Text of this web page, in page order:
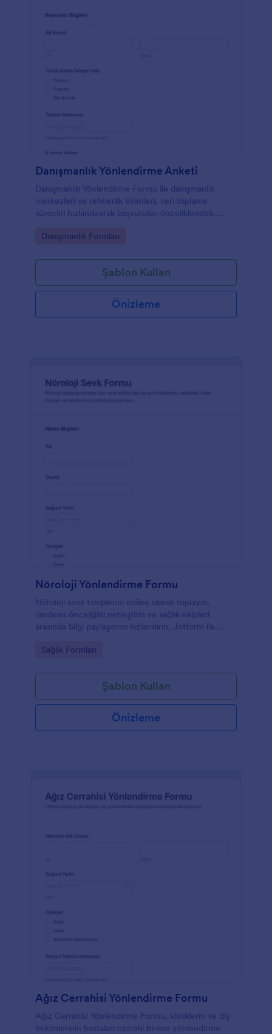
Danışmanlık Yönlendirme Anketi
Danışmanlık Yönlendirme Formu ile danışmanlık
merkezleri ve rehberlik birimleri, veri toplama
sürecini hızlandırarak başvuruları önceliklendirir,
form yanıtlarını tek noktadan takip eder.
Go to Category:
Danışmanlık Formları
Şablon Kullan
Önizleme
Nöroloji Yönlendirme Formu
Nöroloji sevk taleplerini online olarak toplayın,
randevu önceliğini netleştirin ve sağlık ekipleri
arasında bilgi paylaşımını hızlandırın, Jotform ile
Go to Category:
Sağlık Formları
Şablon Kullan
Önizleme
Ağız Cerrahisi Yönlendirme Formu
Ağız Cerrahisi Yönlendirme Formu, kliniklerin ve diş
hekimlerinin hastaları cerrahi birime yönlendirme